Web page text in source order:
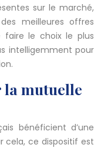
sur le marché,
meilleures offres
faire le choix le plus
intelligemment pour
la mutuelle
bénéficient d’une
cela, ce dispositif est